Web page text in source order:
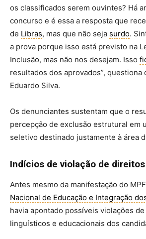
os classificados serem ouvintes? Há
concurso e é essa a resposta que
de Libras, mas que não seja surdo.
a prova porque isso está previsto na
Inclusão, mas não nos desejam. Isso
resultados dos aprovados”, questiona
Eduardo Silva.
Os denunciantes sustentam que o
percepção de exclusão estrutural em
seletivo destinado justamente à área
Indícios de violação de
Antes mesmo da manifestação do
Nacional de Educação e Integração
havia apontado possíveis violações
linguísticos e educacionais dos